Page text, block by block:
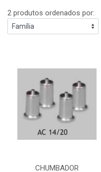
2 produtos ordenados por:
CHUMBADOR